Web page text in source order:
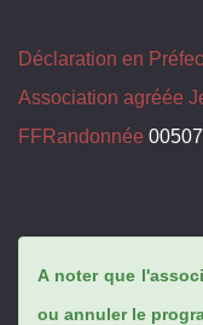
Déclaration en
Association agréée
FFRandonnée 00507
A noter que
ou annuler le